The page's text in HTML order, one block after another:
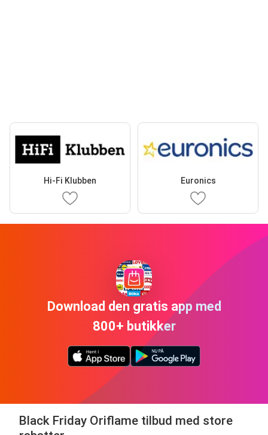
Hi-Fi Klubben Euronics
Download den gratis app med
800+ butikker
Black Friday Oriflame tilbud med store